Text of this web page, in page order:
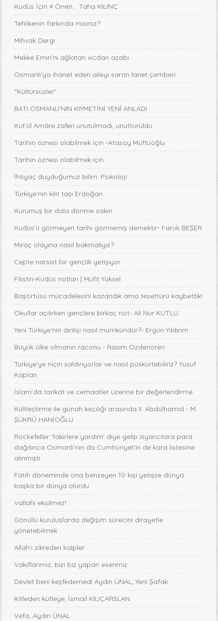
Kudüs İçin 4 Öneri... Taha KILINÇ
Tehlikenin farkında mısınız?
Mihvak Dergi
Mekke Emiri’ni ağlatan vicdan azabı
Osmanlı'ya ihanet eden aileyi saran lanet çemberi
“Kültürsüzler”
BATI OSMANLI’NIN KIYMETİNİ YENİ ANLADI
Kut’ül Amâre zaferi unutulmadı, unutturuldu
Tarihin öznesi olabilmek için -Atasoy Müftüoğlu
Tarihin öznesi olabilmek için
İhtiyaç duyduğumuz bilim: Psikoloji
Türkiye’nin kilit taşı Erdoğan
Kurumuş bir dala dönme sakın
Kudüs’ü görmeyen tarihi görmemiş demektir- Faruk BEŞER
Miraç olayına nasıl bakmalıyız?
Cepte narsist bir gençlik yetişiyor
Filistin-Kudüs notları | Müfit Yüksel
Başörtüsü mücadelesini kazandık ama tesettürü kaybettik!
Okullar açılırken gençlere birkaç not- Ali Nur KUTLU
Yeni Türkiye’nin dirilişi nasıl mümkündür?- Ergün Yıldırım
Büyük ülke olmanın raconu - Rasim Özdenören
Türkiye’ye niçin saldırıyorlar ve nasıl püskürtebiliriz? Yusuf
Kaplan
İslam’da tarikat ve cemaatler üzerine bir değerlendirme
Kültleştirme ile günah keçiliği arasında II. Abdülhamid - M.
ŞÜKRÜ HANİOĞLU
Rockefeller ‘fakirlere yardım’ diye gelip isyancılara para
dağıtınca Osmanlı’nın da Cumhuriyet’in de kara listesine
alınmıştı
Fatih döneminde ona benzeyen 10 kişi yetişse dünya
başka bir dünya olurdu
Vallahi eksilmez!
Gönüllü kuruluşlarda değişim sürecini dirayetle
yönetebilmek
Allah’ı zikreden kalpler
Vakıflarımız; bizi biz yapan eserimiz
Devlet beni keşfedemedi Aydın ÜNAL, Yeni Şafak
Kitleden kütleye, İsmail KILIÇARSLAN
Vefa, Aydın ÜNAL